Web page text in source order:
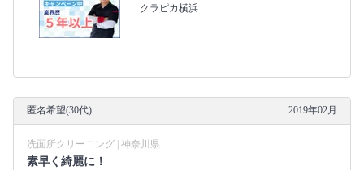
クラピカ横浜
匿名希望(30代) 2019年02月
洗面所クリーニング | 神奈川県
素早く綺麗に！